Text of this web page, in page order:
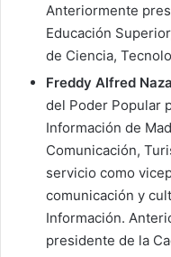
Anteriormente
Educación
de Ciencia,
Freddy Alfred
del Poder Popular
Información de
Comunicación,
servicio como
comunicación y
Información.
presidente de la